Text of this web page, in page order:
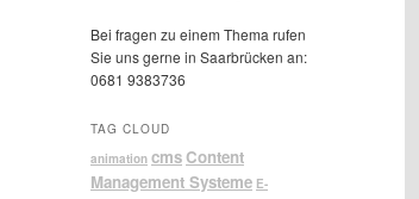
Bei fragen zu einem Thema rufen
Sie uns gerne in Saarbrücken an:
0681 9383736
TAG CLOUD
animation cmsContent
Management Systeme E-